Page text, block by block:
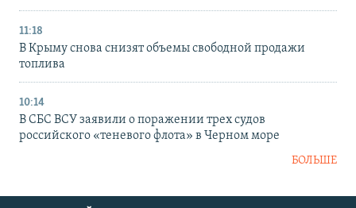
11:18
В Крыму снова снизят объемы свободной продажи
топлива
10:14
В СБС ВСУ заявили о поражении трех судов
российского «теневого флота» в Черном море
БОЛЬШЕ